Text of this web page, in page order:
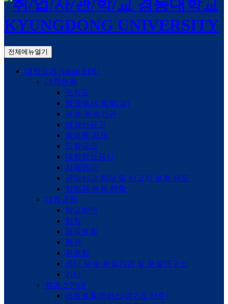
전체메뉴열기
대학소개 About KDU
대학현황
조직도
행정부서·학부(과)
부설·부속기관
예결산공고
회의록 공개
입찰공고
대학정보공시
자체평가
공익신고 처리 및 신고자 보호 제도
적립금 운용 현황
대학규정
학교법인
학칙
평의원회
행정
위원회
센터 부속·부설기관 및 부설연구소
기타
캠퍼스안내
메트로폴캠퍼스(경기도양주)